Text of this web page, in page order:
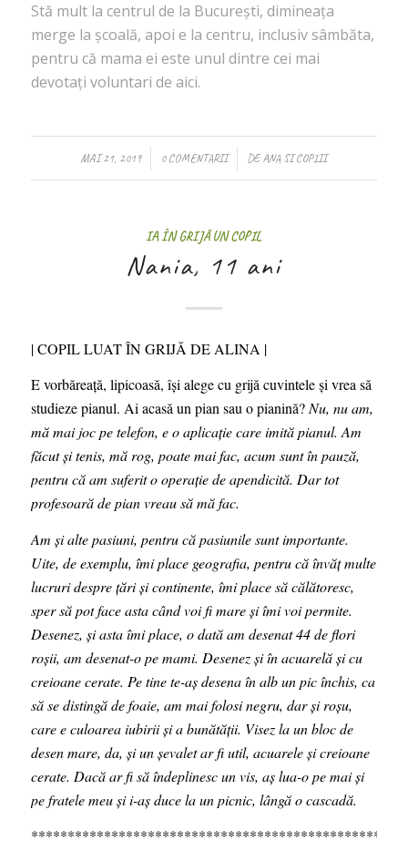
Stă mult la centrul de la București, dimineața
merge la școală, apoi e la centru, inclusiv sâmbăta,
pentru că mama ei este unul dintre cei mai
devotați voluntari de aici.
MAI 21, 2019
/ 0 COMENTARII
/ DEANA SI COPIII
IA ÎN GRIJĂ UN COPIL
Nania, 11 ani
| COPIL LUAT ÎN GRIJĂ DE ALINA |
E vorbăreață, lipicoasă, își alege cu grijă cuvintele și vrea să
studieze pianul. Ai acasă un pian sau o pianină?Nu, nu am,
mă mai joc pe telefon, e o aplicație care imită pianul. Am
făcut și tenis, mă rog, poate mai fac, acum sunt în pauză,
pentru că am suferit o operație de apendicită. Dar tot
profesoară de pian vreau să mă fac.
Am și alte pasiuni, pentru că pasiunile sunt importante.
Uite, de exemplu, îmi place geografia, pentru că învăț multe
lucruri despre țări și continente, îmi place să călătoresc,
sper să pot face asta când voi fi mare și îmi voi permite.
Desenez, și asta îmi place, o dată am desenat 44 de flori
roșii, am desenat-o pe mami. Desenez și în acuarelă și cu
creioane cerate. Pe tine te-aș desena în alb un pic închis, ca
să se distingă de foaie, am mai folosi negru, dar și roșu,
care e culoarea iubirii și a bunătății. Visez la un bloc de
desen mare, da, și un șevalet ar fi util, acuarele și creioane
cerate. Dacă ar fi să îndeplinesc un vis, aș lua-o pe mai și
pe fratele meu și i-aș duce la un picnic, lângă o cascadă.